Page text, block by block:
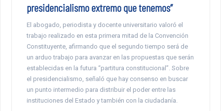
presidencialismo extremo que tenemos”
El abogado, periodista y docente universitario valoró el
trabajo realizado en esta primera mitad de la Convención
Constituyente, afirmando que el segundo tiempo será de
un arduo trabajo para avanzar en las propuestas que serán
establecidas en la futura “partitura constitucional”. Sobre
el presidencialismo, señaló que hay consenso en buscar
un punto intermedio para distribuir el poder entre las
instituciones del Estado y también con la ciudadanía.